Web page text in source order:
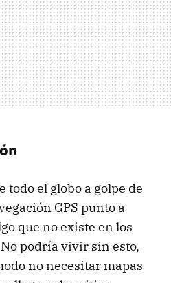
todo el globo a golpe de
GPS punto a
que no existe en los
podría vivir sin esto,
no necesitar mapas